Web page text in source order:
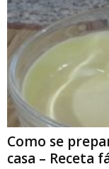
Como se
casa – Receta